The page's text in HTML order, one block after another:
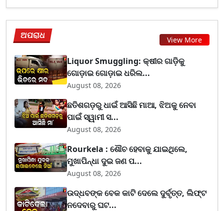
ଅପରାଧ View More
Liquor Smuggling: କ୍ଷୀର ଗାଡ଼ିକୁ
ଗୋଡ଼ାଇ ଗୋଡ଼ାଇ ଧରିଲ...
August 08, 2026
ଛତିଶଗଡ଼ରୁ ଧାଇଁ ଆସିଛି ମାଆ, ଝିଅକୁ ନେବା
ପାଇଁ ସ୍ୱାମୀ ସ...
August 08, 2026
Rourkela : ଶୌଚ ହେବାକୁ ଯାଇଥିଲେ,
ମୁଖାପିନ୍ଧା ଦୁଇ ଜଣ ପ...
August 08, 2026
ଉଦ୍ଧବଙ୍କ ବେକ କାଟି ଦେଲେ ଦୁର୍ବୃତ୍ତ, ଲିଫ୍ଟ
ନଦେବାରୁ ଘଟ...